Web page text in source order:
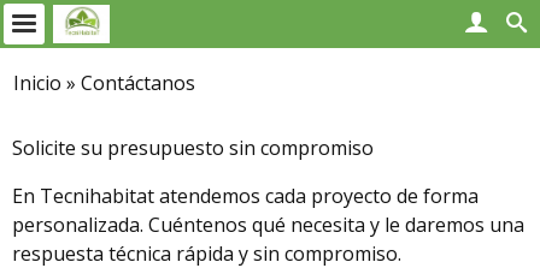
Inicio » Contáctanos
Solicite su presupuesto sin compromiso
En Tecnihabitat atendemos cada proyecto de forma
personalizada. Cuéntenos qué necesita y le daremos una
respuesta técnica rápida y sin compromiso.